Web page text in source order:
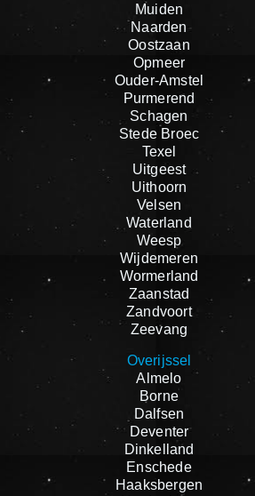
Muiden
Naarden
Oostzaan
Opmeer
Ouder-Amstel
Purmerend
Schagen
Stede Broec
Texel
Uitgeest
Uithoorn
Velsen
Waterland
Weesp
Wijdemeren
Wormerland
Zaanstad
Zandvoort
Zeevang
Overijssel
Almelo
Borne
Dalfsen
Deventer
Dinkelland
Enschede
Haaksbergen